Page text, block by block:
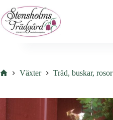
to
content
HemVäxter Träd, buskar, rosor